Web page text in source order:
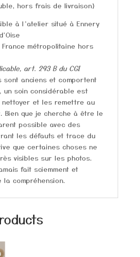
hors frais de livraison)
à l’atelier situé à Ennery
France métropolitaine hors
art. 293 B du CGI
sont anciens et comportent
un soin considérable est
et les remettre au
Bien que je cherche à être le
possible avec des
les défauts et trace du
que certaines choses ne
visibles sur les photos.
fait sciemment et
la compréhension.